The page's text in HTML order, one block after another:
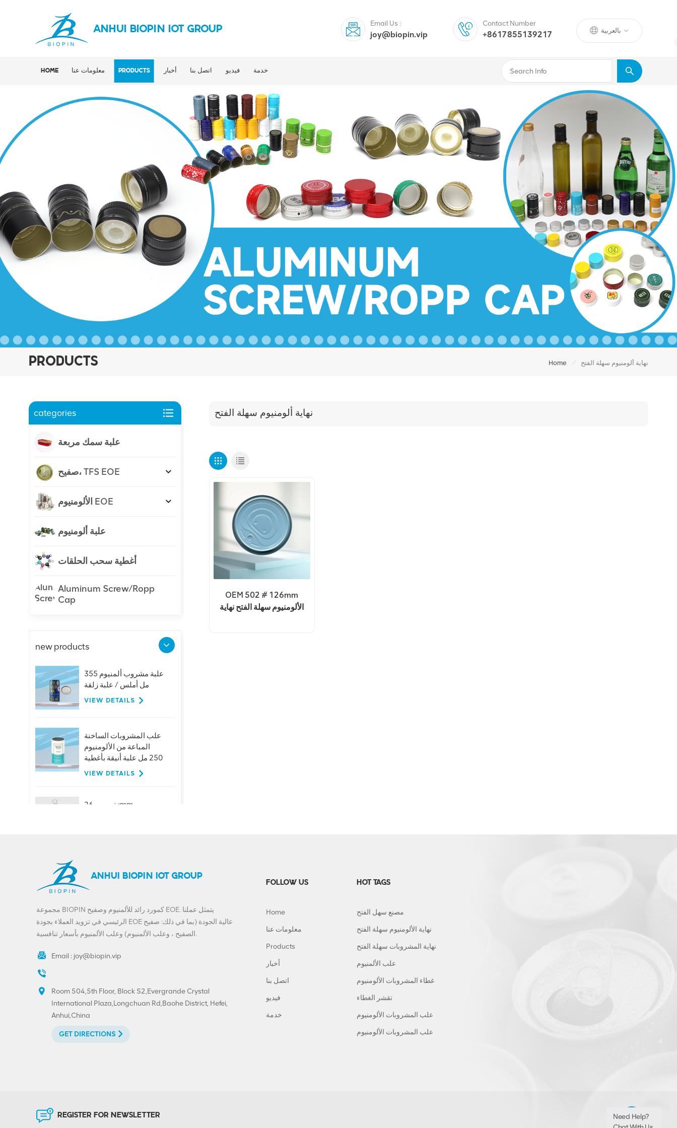
ANHUI BIOPIN IOT GROUP بالعربية
Email Us :
joy@biopin.vip
Contact Number
+8617855139217
HOME معلومات عنا PRODUCTS أخبار اتصل بنا فيديو خدمة
PRODUCTS Home / نهاية ألومنيوم سهلة الفتح
نهاية ألومنيوم سهلة الفتح
OEM 502 # 126mm
الألومنيوم سهلة الفتح نهاية
categories
علبة سمك مربعة
صفيح، TFS EOE
الألومنيوم EOE
علبة ألومنيوم
أغطية سحب الحلقات
Aluminum Screw/Ropp
Cap
new products
علبة مشروب ألمنيوم 355
مل أملس / علبة زلقة
VIEW DETAILS
علب المشروبات الساخنة
المباعة من الألومنيوم
250 مل علبة أنيقة بأغطية
VIEW DETAILS
تخصيص 26mm
حار بيع 401 # 99mm
الألومنيوم سهلة الفتح
المباشر
VIEW DETAILS
ينتهي-200-SOT-LOE
تقشر نهاية
VIEW DETAILS
ANHUI BIOPIN IOT GROUP
مجموعة BIOPIN كمورد رائد للألمنيوم وصفيح EOE. يتمثل عملنا
الرئيسي في تزويد العملاء بجودة EOE عالية الجودة (بما في ذلك: صفيح
الصفيح ، وعلب الألمنيوم) وعلب الألمنيوم بأسعار تنافسية.
Email : joy@biopin.vip
Room 504,5th Floor, Block S2,Evergrande Crystal
International Plaza,Longchuan Rd,Baohe District, Hefei,
Anhui,China
GET DIRECTIONS
FOLLOW US
Home
معلومات عنا
Products
أخبار
اتصل بنا
فيديو
خدمة
HOT TAGS
مصنع سهل الفتح
نهاية الألومنيوم سهلة الفتح
نهاية المشروبات سهلة الفتح
علب الألمنيوم
غطاء المشروبات الألومنيوم
تقشر الغطاء
علب المشروبات الألومنيوم
علب المشروبات الألومنيوم
REGISTER FOR NEWSLETTER
Need Help?